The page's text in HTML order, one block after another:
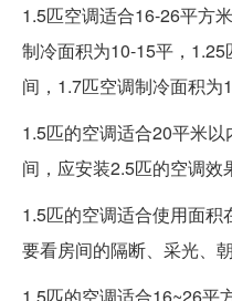
1.5匹空调适合16-26平方
制冷面积为10-15平，
间，1.7匹空调制冷面积为
1.5匹的空调适合20平米
间，应安装2.5匹的空调效
1.5匹的空调适合使用面
要看房间的隔断、采光、朝
1.5匹的空调适合16~26平